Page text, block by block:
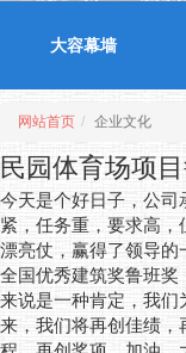
大容幕墙
网站首页 企业文化
民园体育场项
今天是个好日子，公司
紧，任务重，要求高
漂亮仗，赢得了领导的
全国优秀建筑奖鲁班奖
来说是一种肯定，我们
来，我们将再创佳绩，